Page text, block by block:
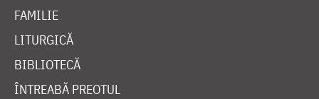
FAMILIE
LITURGICĂ
BIBLIOTECĂ
ÎNTREABĂ PREOTUL